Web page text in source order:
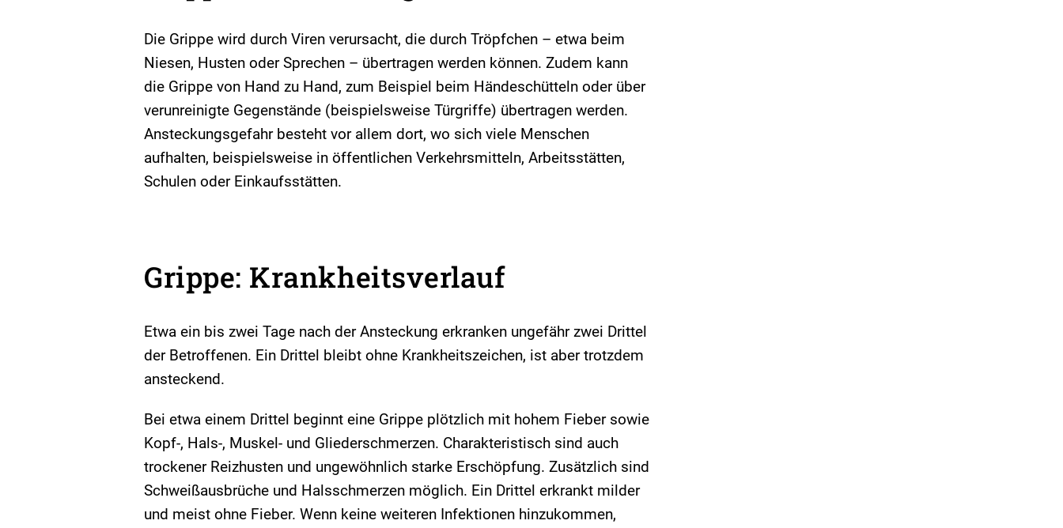
Die Grippe wird durch Viren verursacht, die durch Tröpfchen – etwa beim
Niesen, Husten oder Sprechen – übertragen werden können. Zudem kann
die Grippe von Hand zu Hand, zum Beispiel beim Händeschütteln oder über
verunreinigte Gegenstände (beispielsweise Türgriffe) übertragen werden.
Ansteckungsgefahr besteht vor allem dort, wo sich viele Menschen
aufhalten, beispielsweise in öffentlichen Verkehrsmitteln, Arbeitsstätten,
Schulen oder Einkaufsstätten.
Grippe: Krankheitsverlauf
Etwa ein bis zwei Tage nach der Ansteckung erkranken ungefähr zwei Drittel
der Betroffenen. Ein Drittel bleibt ohne Krankheitszeichen, ist aber trotzdem
ansteckend.
Bei etwa einem Drittel beginnt eine Grippe plötzlich mit hohem Fieber sowie
Kopf-, Hals-, Muskel- und Gliederschmerzen. Charakteristisch sind auch
trockener Reizhusten und ungewöhnlich starke Erschöpfung. Zusätzlich sind
Schweißausbrüche und Halsschmerzen möglich. Ein Drittel erkrankt milder
und meist ohne Fieber. Wenn keine weiteren Infektionen hinzukommen,